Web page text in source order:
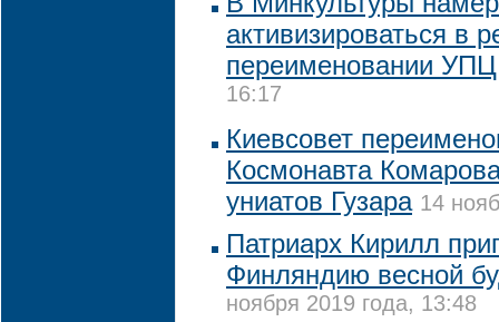
активизироваться в
переименовании УПЦ
16:17
Киевсовет
Космонавта
униатов Гузара 14
Патриарх Кирилл
Финляндию весной
ноября 2019 года, 13:48